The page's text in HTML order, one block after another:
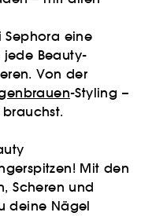
Sephora eine
jede Beauty-
Von der
-Styling –
Mit den
Scheren und
deine Nägel